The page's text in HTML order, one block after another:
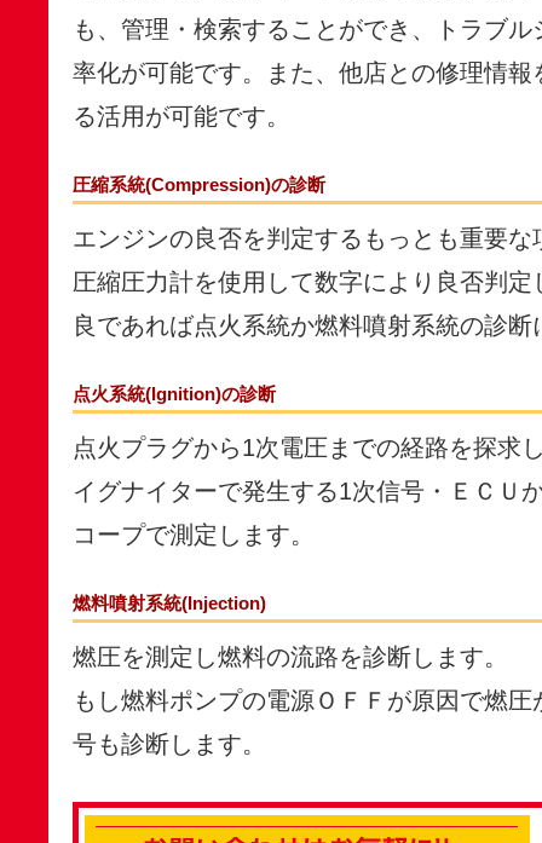
も、管理・検索することができ、トラブ
率化が可能です。また、他店との修理情
る活用が可能です。
圧縮系統(Compression)の診断
エンジンの良否を判定するもっとも重要な
圧縮圧力計を使用して数字により良否判定
良であれば点火系統か燃料噴射系統の診断
点火系統(Ignition)の診断
点火プラグから1次電圧までの経路を探求
イグナイターで発生する1次信号・ＥＣＵ
コープで測定します。
燃料噴射系統(Injection)
燃圧を測定し燃料の流路を診断します。
もし燃料ポンプの電源ＯＦＦが原因で燃
号も診断します。